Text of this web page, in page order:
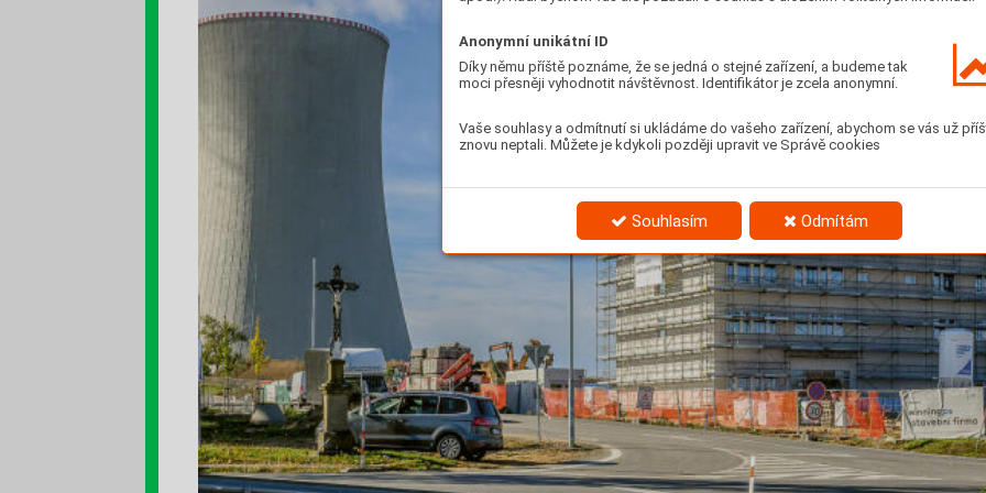
Anonymní unikátní ID
Díky němu příště poznáme, že se jedná o stejné zařízení, a budeme tak
moci přesněji vyhodnotit návštěvnost. Identifikátor je zcela anonymní.
Vaše souhlasy a odmítnutí si ukládáme do vašeho zařízení, abychom se vás už
znovu neptali. Můžete je kdykoli později upravit ve Správě cookies
Souhlasím Odmítám